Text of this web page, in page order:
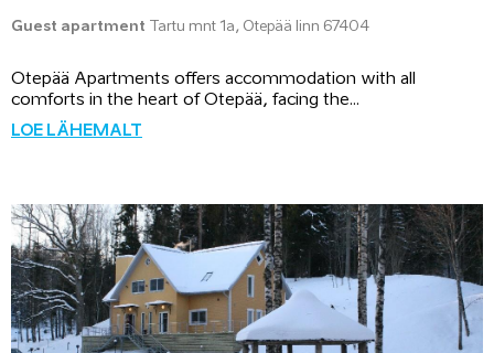
Guest apartment Tartu mnt 1a, Otepää linn 67404
Otepää Apartments offers accommodation with all
comforts in the heart of Otepää, facing the...
LOE LÄHEMALT